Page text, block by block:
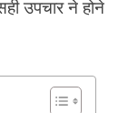
उपचार ने होने